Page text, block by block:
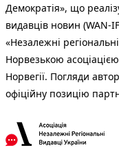
Демократія», що
видавців новин (WAN-
«Незалежні
Норвезькою
Норвегії. Погляди
офіційну позицію